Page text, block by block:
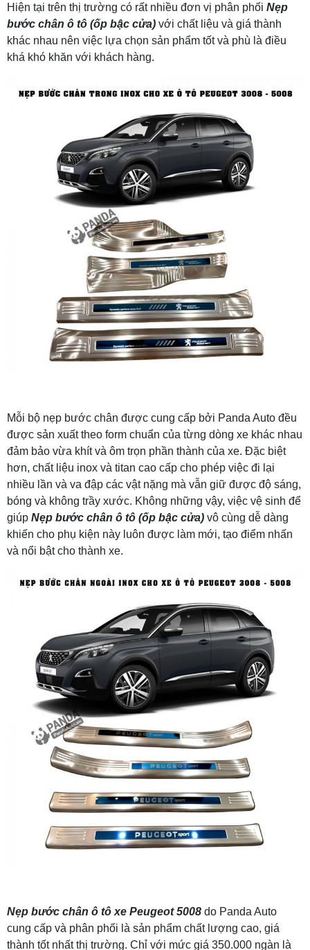
Hiện tại trên thị trường có rất nhiều đơn vị phân phối Nẹp
bước chân ô tô (ốp bậc cửa) với chất liệu và giá thành
khác nhau nên việc lựa chọn sản phẩm tốt và phù là điều
khá khó khăn với khách hàng.
Mỗi bộ nẹp bước chân được cung cấp bởi Panda Auto đều
được sản xuất theo form chuẩn của từng dòng xe khác nhau
đảm bảo vừa khít và ôm trọn phần thành của xe. Đặc biệt
hơn, chất liệu inox và titan cao cấp cho phép việc đi lại
nhiều lần và va đập các vật nặng mà vẫn giữ được độ sáng,
bóng và không trầy xước. Không những vậy, việc vệ sinh để
giúp Nẹp bước chân ô tô (ốp bậc cửa) vô cùng dễ dàng
khiến cho phụ kiện này luôn được làm mới, tạo điểm nhấn
và nổi bật cho thành xe.
Nẹp bước chân ô tô xe Peugeot 5008 do Panda Auto
cung cấp và phân phối là sản phẩm chất lượng cao, giá
thành tốt nhất thị trường. Chỉ với mức giá 350.000 ngàn là